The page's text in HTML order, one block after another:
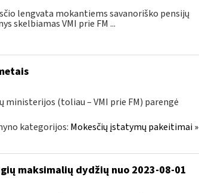
lengvata mokantiems savanoriško pensijų
skelbiamas VMI prie FM ...
ministerijos (toliau – VMI prie FM) parengė
kategorijos: Mokesčių įstatymų pakeitimai »
maksimalių dydžių nuo 2023-08-01